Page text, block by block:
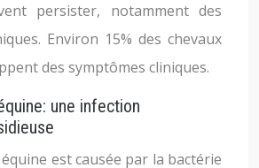
persister, notamment des
Environ 15% des chevaux
des symptômes cliniques.
une infection
équine est causée par la bactérie